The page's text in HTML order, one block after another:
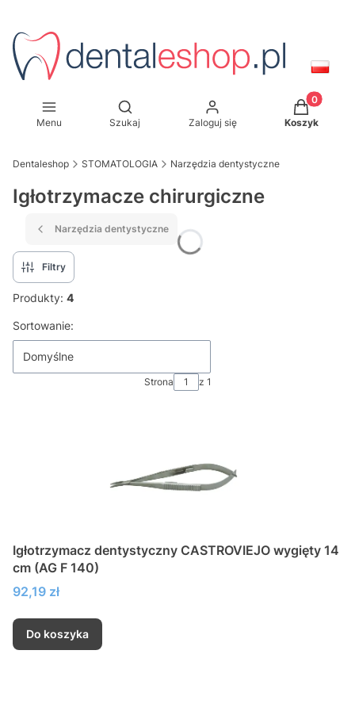
Menu
Otwórz wyszukiwarkę
Szukaj Zaloguj się
Produkty
Koszyk
Dentaleshop STOMATOLOGIA Narzędzia dentystyczne
Igłotrzymacze chirurgiczne
Narzędzia dentystyczne
Filtry
Produkty: 4
Lista produktów
Sortowanie:
Domyślne
Strona z 1
Igłotrzymacz dentystyczny CASTROVIEJO wygięty 14
cm (AG F 140)
Cena
92,19 zł
Do koszyka